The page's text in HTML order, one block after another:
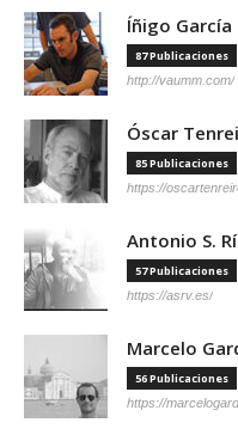
Íñigo García
87 Publicaciones
http://vaumm.com/
Óscar
85 Publicaciones
https://
Antonio S.
57 Publicaciones
https://asrv.es/
Marcelo
56 Publicaciones
https://